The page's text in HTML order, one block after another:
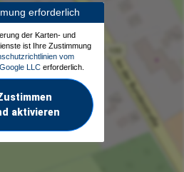
erforderlich
der Karten- und
ist Ihre Zustimmung
vom
LLC erforderlich.
aktivieren